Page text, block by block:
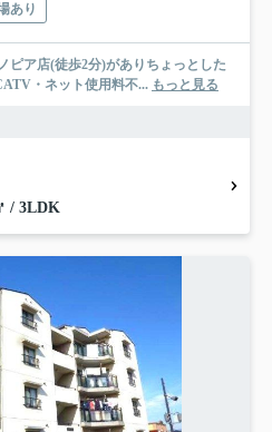
あり
ピア店(徒歩2分)がありちょっとした
・ネット使用料不... もっと見る
/ 3LDK